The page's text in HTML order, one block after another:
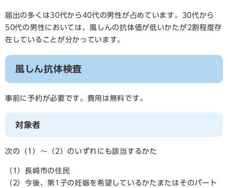
届出の多くは30代から40代の男性が占めています。30代から
50代の男性においては、風しんの抗体価が低いかたが2割程度存
在していることが分かっています。
風しん抗体検査
事前に予約が必要です。費用は無料です。
対象者
次の（1）～（2）のいずれにも該当するかた
（1）長崎市の住民
（2）今後、第1子の妊娠を希望しているかたまたはそのパート